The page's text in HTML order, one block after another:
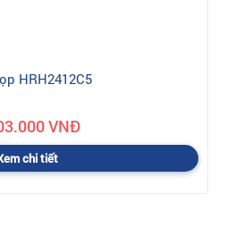
HRH2412C5
VNĐ
chi tiết